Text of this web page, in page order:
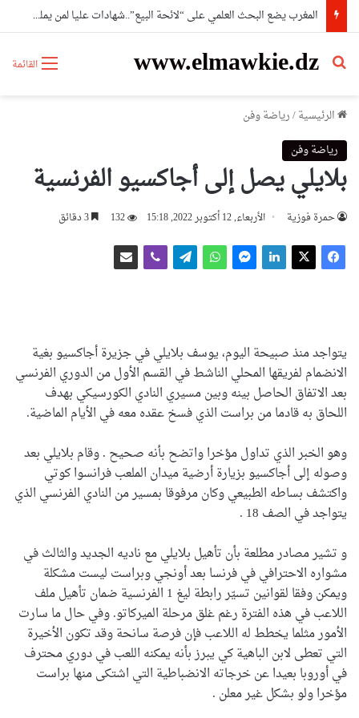
المغرب يضع البحث العلمي على “لائحة البيع”..شهادات عليا لمن يملك المال فقط
القائمة www.elmawkie.dz
بحث عن
الرئيسية/رياضة وفن
رياضة وفن
بلايلي يصل إلى أجاكسيو الفرنسية
حمرة فوزية الأربعاء, 12 أكتوبر 2022, 15:18 132
يتواجد منذ صبيحة اليوم، يوسف بلايلي في جزيرة أجاكسيو بغية
الانضمام لفريقها المحلي الناشط في القسم الأول من الدوري الفرنسي
بعد الاتفاق الحاصل بينه وبين مسيري النادي الكورسيكي بهدف
اللحاق به قادما من براست الذي فسخ عقده معه في الأيام الماضية.
وهو الخبر الذي تداول مؤخرا واتضح بأنه صحيح . وقام بلايلي بعد
وصوله إلى أجاكسيو بزيارة أرضية ميدان الملعب فرانسوا كوتي
واكتشف بساطه الطبيعي وكان مرفوقا بمسير من النادي الفرنسي الذي
يتواجد في الصف 18 .
و تشير مصادر مطلعة بأن تأهيل بلايلي مع ناديه الجديد والثالث في
مشواره الاحترافي في فرنسا بعد أونجي وبراست ليست مشكلة
ويمكن وفقا لقوانين تسيّر رابطة ليغ 1 الفرنسية ضمان تأهيل ملف
اللاعب في هذه الفترة رغم غلق مرحلة الميركاتو. وفي حال ما سارت
الأمور مثلما يخطط له اللاعب فإن فرصة سانحة وقد تكون الأخيرة
التي تعطى لابن الباهية كي يبرز بأنه يمكنه اللعب في دوري محترف
في أوروبا بعيدا عن خرجاته الانضباطية التي اشتكى منها براست
مؤخرا ولو بشكل غير معلن .